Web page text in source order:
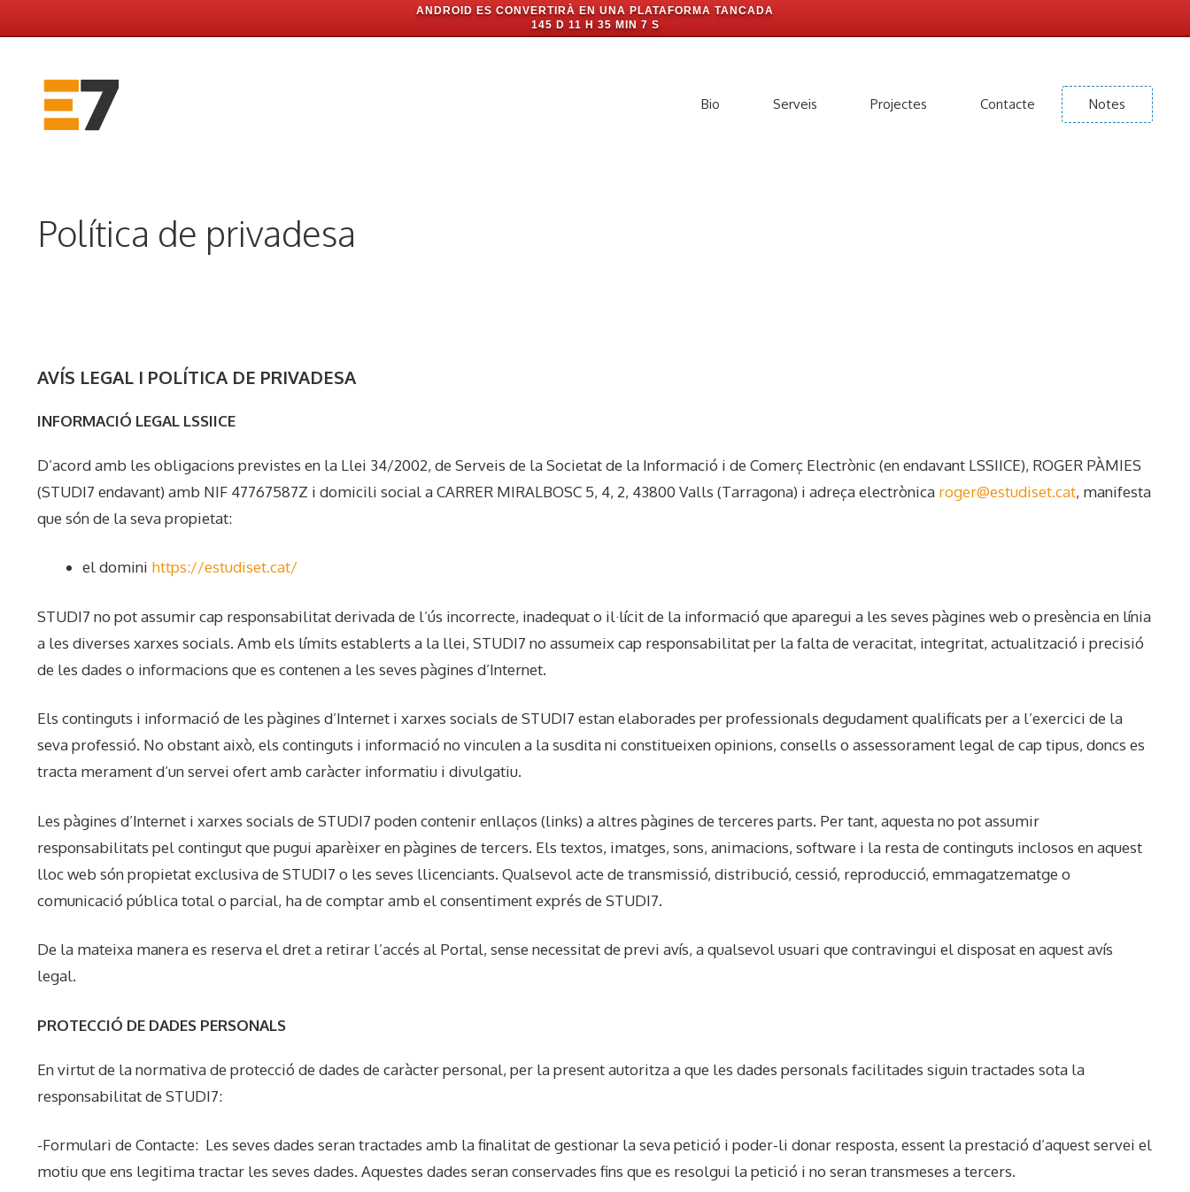
ANDROID ES CONVERTIRÀ EN UNA PLATAFORMA TANCADA
145 D 11 H 35 MIN 7 S
contingut
Bio Serveis Projectes Contacte Notes
Política de privadesa
AVÍS LEGAL I POLÍTICA DE PRIVADESA
INFORMACIÓ LEGAL LSSIICE
D’acord amb les obligacions previstes en la Llei 34/2002, de Serveis de la Societat de la Informació i de Comerç Electrònic (en endavant LSSIICE), ROGER PÀMIES
(STUDI7 endavant) amb NIF 47767587Z i domicili social a CARRER MIRALBOSC 5, 4, 2, 43800 Valls (Tarragona) i adreça electrònica roger@estudiset.cat, manifesta
que són de la seva propietat:
el domini https://estudiset.cat/
STUDI7 no pot assumir cap responsabilitat derivada de l’ús incorrecte, inadequat o il·lícit de la informació que aparegui a les seves pàgines web o presència en línia
a les diverses xarxes socials. Amb els límits establerts a la llei, STUDI7 no assumeix cap responsabilitat per la falta de veracitat, integritat, actualització i precisió
de les dades o informacions que es contenen a les seves pàgines d’Internet.
Els continguts i informació de les pàgines d’Internet i xarxes socials de STUDI7 estan elaborades per professionals degudament qualificats per a l’exercici de la
seva professió. No obstant això, els continguts i informació no vinculen a la susdita ni constitueixen opinions, consells o assessorament legal de cap tipus, doncs es
tracta merament d’un servei ofert amb caràcter informatiu i divulgatiu.
Les pàgines d’Internet i xarxes socials de STUDI7 poden contenir enllaços (links) a altres pàgines de terceres parts. Per tant, aquesta no pot assumir
responsabilitats pel contingut que pugui aparèixer en pàgines de tercers. Els textos, imatges, sons, animacions, software i la resta de continguts inclosos en aquest
lloc web són propietat exclusiva de STUDI7 o les seves llicenciants. Qualsevol acte de transmissió, distribució, cessió, reproducció, emmagatzematge o
comunicació pública total o parcial, ha de comptar amb el consentiment exprés de STUDI7.
De la mateixa manera es reserva el dret a retirar l’accés al Portal, sense necessitat de previ avís, a qualsevol usuari que contravingui el disposat en aquest avís
legal.
PROTECCIÓ DE DADES PERSONALS
En virtut de la normativa de protecció de dades de caràcter personal, per la present autoritza a que les dades personals facilitades siguin tractades sota la
responsabilitat de STUDI7:
-Formulari de Contacte: Les seves dades seran tractades amb la finalitat de gestionar la seva petició i poder-li donar resposta, essent la prestació d’aquest servei el
motiu que ens legitima tractar les seves dades. Aquestes dades seran conservades fins que es resolgui la petició i no seran transmeses a tercers.